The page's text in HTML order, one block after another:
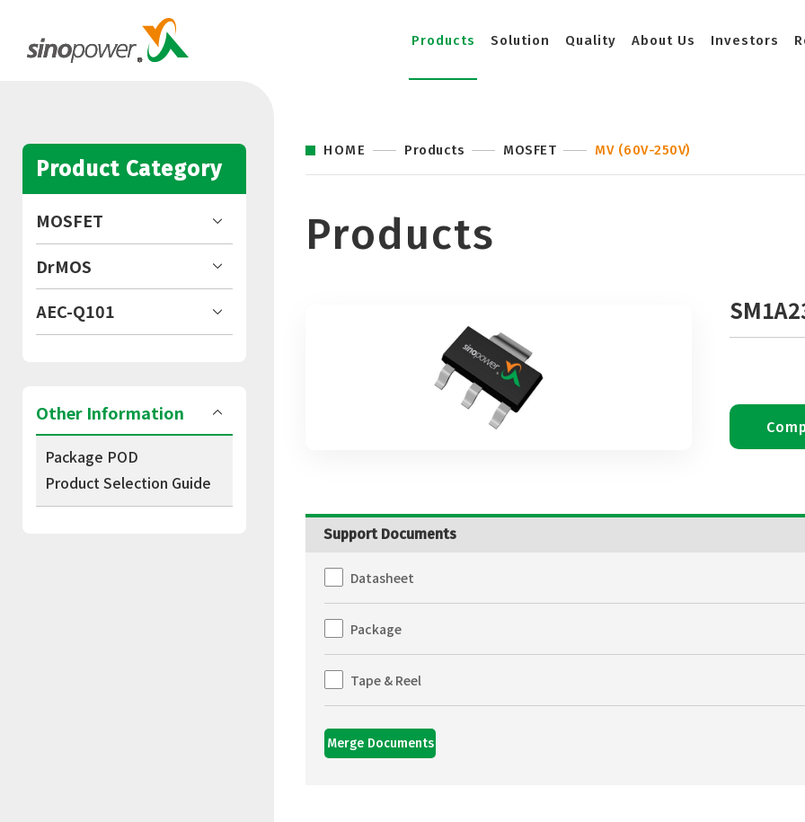
Products Solution Quality About Us Investors
Product Category
MOSFET
DrMOS
AEC-Q101
Other Information
Package POD
Product Selection Guide
HOME Products MOSFET MV (60V-250V)
Products
Support Documents
Datasheet
Package
Tape & Reel
Merge Documents